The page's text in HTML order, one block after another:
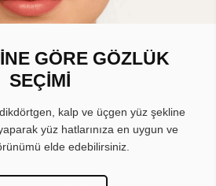
GÖRE GÖZLÜK
SEÇİMİ
kalp ve üçgen yüz şekline
yüz hatlarınıza en uygun ve
elde edebilirsiniz.